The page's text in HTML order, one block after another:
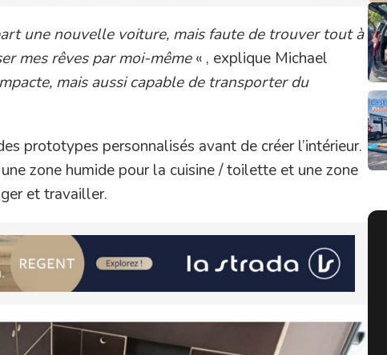
une nouvelle voiture, mais faute de trouver tout à
mes rêves par moi-même« , explique Michael
mais aussi capable de transporter du
prototypes personnalisés avant de créer l’intérieur.
zone humide pour la cuisine / toilette et une zone
et travailler.